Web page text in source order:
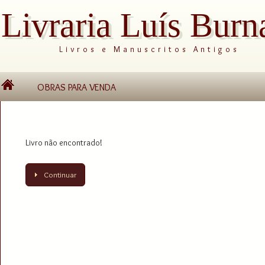
Livraria Luís
Livros e Manuscritos Antigos
OBRAS PARA VENDA
Livro não encontrado!
Continuar